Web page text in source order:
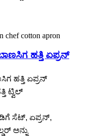
ಹತ್ತಿ ಏಪ್ರನ್
ಹತ್ತಿ ಏಪ್ರನ್
ಟ್ವಿಲ್
ಸೆಟ್, ಏಪ್ರನ್,
ಅನ್ನು